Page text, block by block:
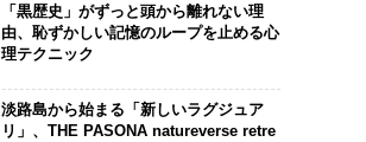
「黒歴史」がずっと頭から離れない理
由、恥ずかしい記憶のループを止める心
理テクニック
淡路島から始まる「新しいラグジュア
リ」、THE PASONA natureverse retre